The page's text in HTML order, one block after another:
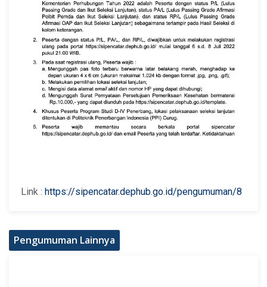
Link : https://sipencatar.dephub.go.id/pengumuman/8
Pengumuman Lainnya